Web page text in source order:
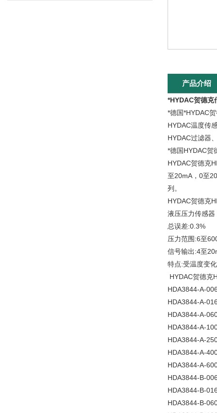
产品介绍
*HYDAC贺德克
*德国*HYDAC
HYDAC温度传
HYDAC过滤器
*德国HYDAC贺
HYDAC贺德克
至20mA，0至
列。
HYDAC贺德克
液压压力传感
总误差:0.3%
压力范围:6至
信号输出:4至
特点:受温度变
HYDAC贺德克
HDA3844-A-
HDA3844-A-
HDA3844-A-
HDA3844-A-
HDA3844-A-
HDA3844-A-
HDA3844-A-
HDA3844-B-
HDA3844-B-
HDA3844-B-